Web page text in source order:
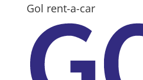
Gol rent-a-car